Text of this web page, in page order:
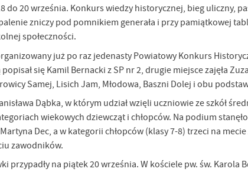
do 20 września. Konkurs wiedzy historycznej, bieg uliczny,
zniczy pod pomnikiem generała i przy pamiątkowej
społeczności.
już po raz jedenasty Powiatowy Konkurs
się Kamil Bernacki z SP nr 2, drugie miejsce zajęła
Samej, Lisich Jam, Młodowa, Baszni Dolej i obu
Dąbka, w którym udział wzięli uczniowie ze szkół
wiekowych dziewcząt i chłopców. Na podium
Dec, a w kategorii chłopców (klasy 7-8) trzeci na mecie
zawodników.
przypadły na piątek 20 września. W kościele pw. św. Karola